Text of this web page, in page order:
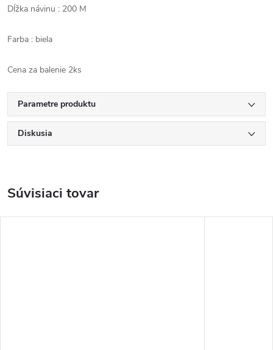
Dĺžka návinu : 200 M
Farba : biela
Cena za balenie 2ks
Parametre produktu
Diskusia
Súvisiaci tovar